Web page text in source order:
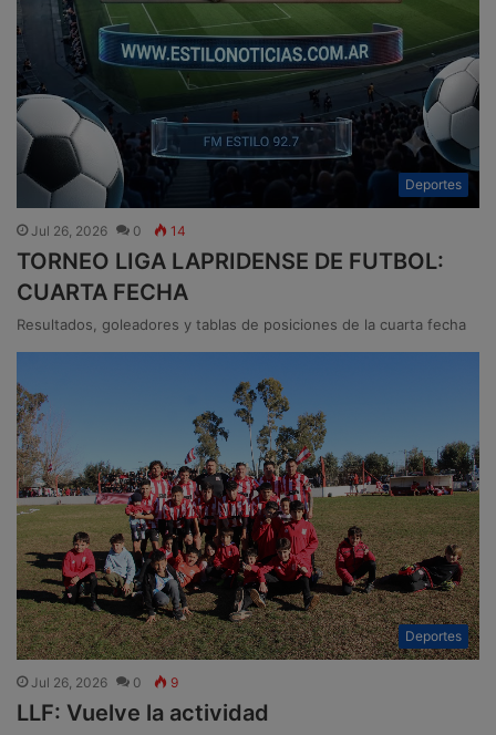
Deportes
Jul 26, 2026 0 14
TORNEO LIGA LAPRIDENSE DE FUTBOL:
CUARTA FECHA
Resultados, goleadores y tablas de posiciones de la cuarta fecha
Deportes
Jul 26, 2026 0 9
LLF: Vuelve la actividad